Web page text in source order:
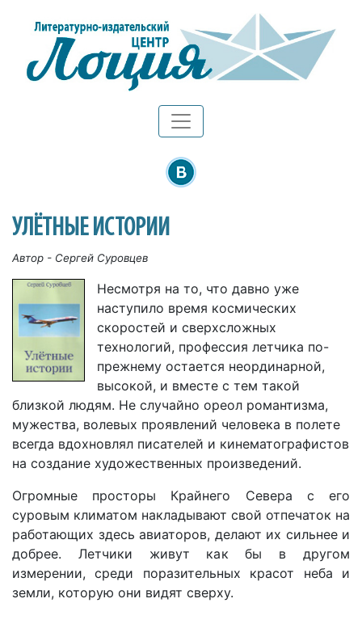
УЛЁТНЫЕ ИСТОРИИ
Автор - Сергей Суровцев
Несмотря на то, что давно уже
наступило время космических
скоростей и сверхсложных
технологий, профессия летчика по-
прежнему остается неординарной,
высокой, и вместе с тем такой
близкой людям. Не случайно ореол романтизма,
мужества, волевых проявлений человека в полете
всегда вдохновлял писателей и кинематографистов
на создание художественных произведений.
Огромные просторы Крайнего Севера с его
суровым климатом накладывают свой отпечаток на
работающих здесь авиаторов, делают их сильнее и
добрее. Летчики живут как бы в другом
измерении, среди поразительных красот неба и
земли, которую они видят сверху.